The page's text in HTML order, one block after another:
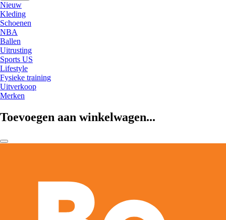
Nieuw
Kleding
Schoenen
NBA
Ballen
Uitrusting
Sports US
Lifestyle
Fysieke training
Uitverkoop
Merken
Toevoegen aan winkelwagen...